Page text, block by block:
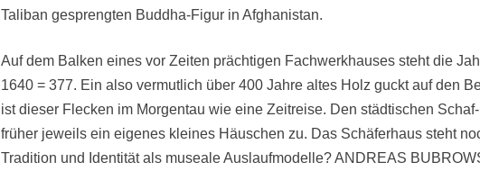
Taliban gesprengten Buddha-Figur in Afghanistan.
Auf dem Balken eines vor Zeiten prächtigen Fachwerkhauses steht die
1640 = 377. Ein also vermutlich über 400 Jahre altes Holz guckt auf den
ist dieser Flecken im Morgentau wie eine Zeitreise. Den städtischen
früher jeweils ein eigenes kleines Häuschen zu. Das Schäferhaus steht
Tradition und Identität als museale Auslaufmodelle? ANDREAS